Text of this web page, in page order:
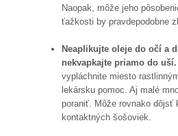
Naopak, môže jeho
ťažkosti by pravdepodobne
Neaplikujte oleje do očí a
nekvapkajte priamo do uší.
vypláchnite miesto
lekársku pomoc. Aj malé
poraniť. Môže rovnako dôjsť
kontaktných šošoviek.